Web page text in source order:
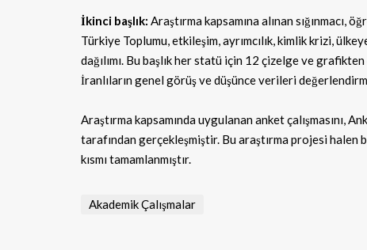
İkinci başlık: Araştırma kapsamına alınan sığınmacı,
Türkiye Toplumu, etkileşim, ayrımcılık, kimlik krizi,
dağılımı. Bu başlık her statü için 12 çizelge ve
İranlıların genel görüş ve düşünce verileri
Araştırma kapsamında uygulanan anket çalışmasını,
tarafından gerçekleşmiştir. Bu araştırma projesi halen
kısmı tamamlanmıştır.
Akademik Çalışmalar